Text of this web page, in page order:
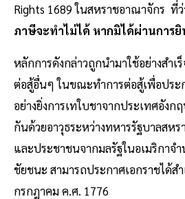
Rights 1689 ในสหราชอาณาจักร ที่
ภาษีจะทำไม่ได้ หากมิได้ผ่านการยิ
หลักการดังกล่าวถูกนำมาใช้อย่างสำ
ต่อสู้อื่นๆ ในขณะทำการต่อสู้เพื่อประ
อย่างยิ่งการเทใบชาจากประเทศอัง
กันด้วยอาวุธระหว่างทหารรัฐบาลสห
และประชาชนจากมลรัฐในอเมริกาจ
ชัยชนะ สามารถประกาศเอกราชได้ส
กรกฎาคม ค.ศ. 1776